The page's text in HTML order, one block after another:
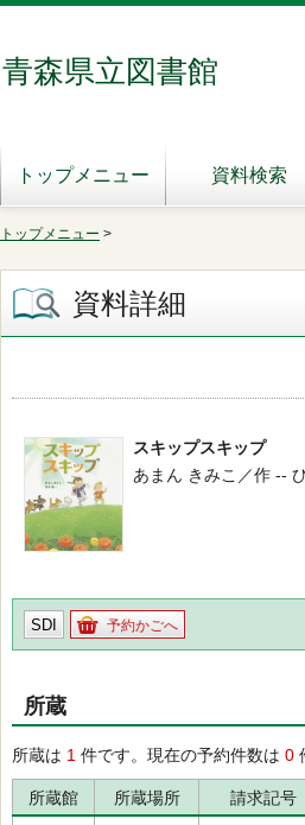
青森県立図書館
トップメニュー 資料検索
トップメニュー >
資料詳細
スキップスキップ
あまん きみこ／作 --
SDI 予約かごへ
所蔵
所蔵は 1 件です。現在の予約件数は 0
所蔵館 所蔵場所 請求記号